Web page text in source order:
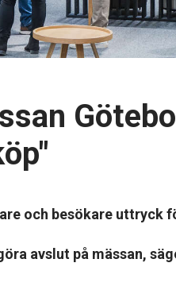
och besökare uttryck
avslut på mässan,